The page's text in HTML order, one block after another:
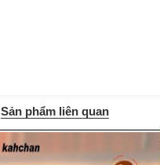
Sản phẩm liên quan